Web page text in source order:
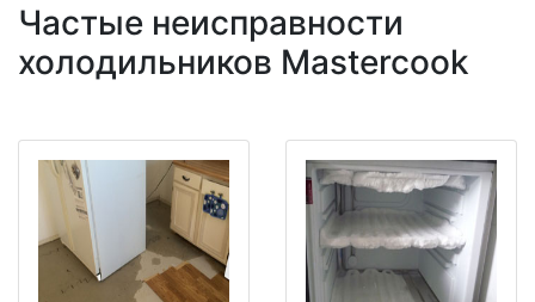
Частые неисправности
холодильников Mastercook